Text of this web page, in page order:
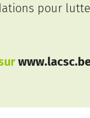
pour